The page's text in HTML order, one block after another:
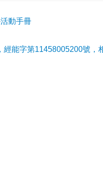
動手冊
經能字第11458005200號，